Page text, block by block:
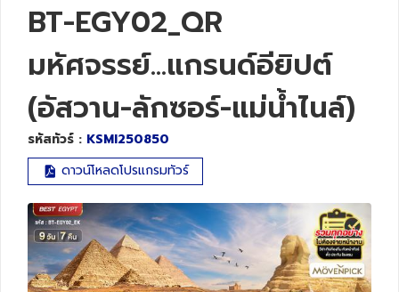
BT-EGY02_QR
มหัศจรรย์...แกรนด์อียิปต์
(อัสวาน-ลักซอร์-แม่น้ำไนล์)
รหัสทัวร์ : KSMI250850
ดาวน์โหลดโปรแกรมทัวร์
ทัวร์สแกนดิเนเวีย
ทัวร์จีน
ทัวร์ฮ่องกง
ทัวร์สิงคโปร์
ทัวร์ตุรเคีย
ทัวร์สวิตเซอร์แลนด์
ภาคตะวันตก
ภาคตะวันออก